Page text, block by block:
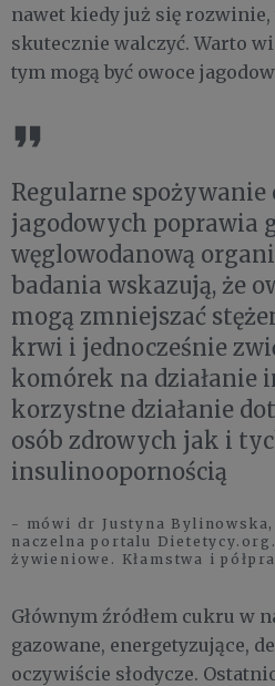
nawet kiedy już się rozwinie,
skutecznie walczyć. Warto
tym mogą być owoce
Regularne spożywanie
jagodowych poprawia
węglowodanową
badania wskazują, że
mogą zmniejszać
krwi i jednocześnie
komórek na działanie
korzystne działanie
osób zdrowych jak i
insulinoopornością
- mówi dr Justyna
naczelna portalu
żywieniowe. Kłamstwa i
Głównym źródłem cukru w
gazowane, energetyzujące,
oczywiście słodycze.